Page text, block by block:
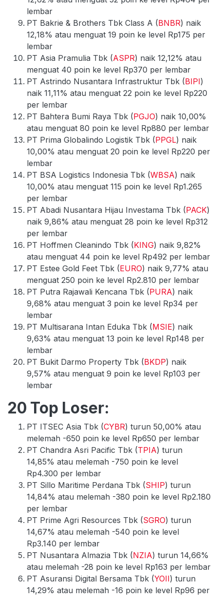
lembar
PT Bakrie & Brothers Tbk Class A (BNBR) naik
12,18% atau menguat 19 poin ke level Rp175 per
lembar
PT Asia Pramulia Tbk (ASPR) naik 12,12% atau
menguat 40 poin ke level Rp370 per lembar
PT Astrindo Nusantara Infrastruktur Tbk (BIPI)
naik 11,11% atau menguat 22 poin ke level Rp220
per lembar
PT Bahtera Bumi Raya Tbk (PGJO) naik 10,00%
atau menguat 80 poin ke level Rp880 per lembar
PT Prima Globalindo Logistik Tbk (PPGL) naik
10,00% atau menguat 20 poin ke level Rp220 per
lembar
PT BSA Logistics Indonesia Tbk (WBSA) naik
10,00% atau menguat 115 poin ke level Rp1.265
per lembar
PT Abadi Nusantara Hijau Investama Tbk (PACK)
naik 9,86% atau menguat 28 poin ke level Rp312
per lembar
PT Hoffmen Cleanindo Tbk (KING) naik 9,82%
atau menguat 44 poin ke level Rp492 per lembar
PT Estee Gold Feet Tbk (EURO) naik 9,77% atau
menguat 250 poin ke level Rp2.810 per lembar
PT Putra Rajawali Kencana Tbk (PURA) naik
9,68% atau menguat 3 poin ke level Rp34 per
lembar
PT Multisarana Intan Eduka Tbk (MSIE) naik
9,63% atau menguat 13 poin ke level Rp148 per
lembar
PT Bukit Darmo Property Tbk (BKDP) naik
9,57% atau menguat 9 poin ke level Rp103 per
lembar
20 Top Loser:
PT ITSEC Asia Tbk (CYBR) turun 50,00% atau
melemah -650 poin ke level Rp650 per lembar
PT Chandra Asri Pacific Tbk (TPIA) turun
14,85% atau melemah -750 poin ke level
Rp4.300 per lembar
PT Sillo Maritime Perdana Tbk (SHIP) turun
14,84% atau melemah -380 poin ke level Rp2.180
per lembar
PT Prime Agri Resources Tbk (SGRO) turun
14,67% atau melemah -540 poin ke level
Rp3.140 per lembar
PT Nusantara Almazia Tbk (NZIA) turun 14,66%
atau melemah -28 poin ke level Rp163 per lembar
PT Asuransi Digital Bersama Tbk (YOII) turun
14,29% atau melemah -16 poin ke level Rp96 per